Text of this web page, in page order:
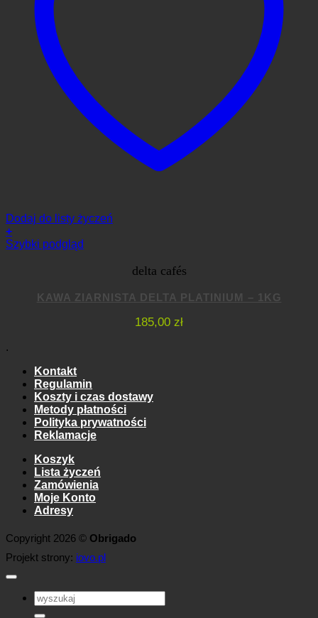
Dodaj do listy życzeń
+
Szybki podgląd
delta cafés
KAWA ZIARNISTA DELTA PLATINIUM – 1KG
185,00 zł
.
Kontakt
Regulamin
Koszty i czas dostawy
Metody płatności
Polityka prywatności
Reklamacje
Koszyk
Lista życzeń
Zamówienia
Moje Konto
Adresy
Copyright 2026 © Obrigado
Projekt strony: iovo.pl
Szukaj: